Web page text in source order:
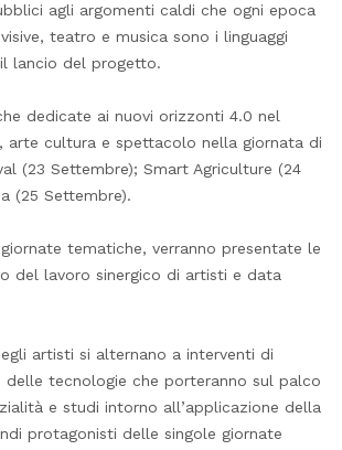
agli argomenti caldi che ogni epoca
teatro e musica sono i linguaggi
lancio del progetto.
dedicate ai nuovi orizzonti 4.0 nel
arte cultura e spettacolo nella giornata di
(23 Settembre); Smart Agriculture (24
(25 Settembre).
tematiche, verranno presentate le
del lavoro sinergico di artisti e data
artisti si alternano a interventi di
delle tecnologie che porteranno sul palco
e studi intorno all’applicazione della
protagonisti delle singole giornate